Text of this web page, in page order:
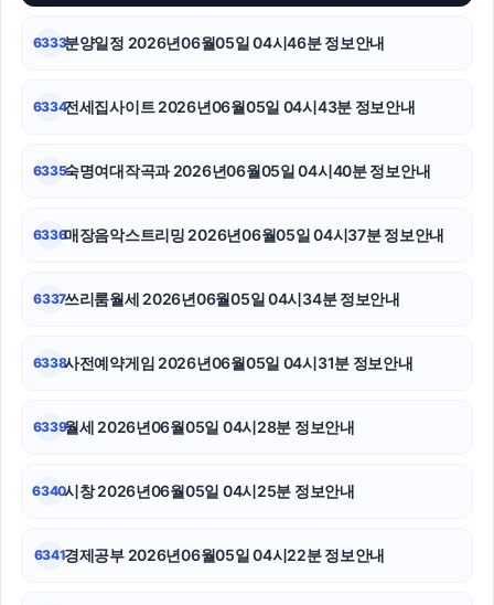
폰테크
서초하수구막힘
이혼변호사
6333분양일정 2026년06월05일 04시46분 정보안내
6334전세집사이트 2026년06월05일 04시43분 정보안내
6335숙명여대작곡과 2026년06월05일 04시40분 정보안내
6336매장음악스트리밍 2026년06월05일 04시37분 정보안내
6337쓰리룸월세 2026년06월05일 04시34분 정보안내
6338사전예약게임 2026년06월05일 04시31분 정보안내
6339월세 2026년06월05일 04시28분 정보안내
6340시창 2026년06월05일 04시25분 정보안내
6341경제공부 2026년06월05일 04시22분 정보안내